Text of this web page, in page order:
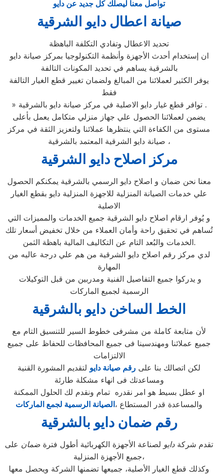
تواصل معنا ليصلك كل جديد عن دايو
صيانة اعطال دايو الشرقية
تحديد الاعطال وتفادي التكلفة الباهظة
ان إستخدام أحدث الأجهزة وأنظمة التكنولوجيا بمركز صيانة دايو
بالشرقية يساهم في تحديد المكونات التالفة
يوفر الكثير لعملائنا من المبالغ ولضمان تغيير قطع الغيار التالفة
فقط
» توافر قطع غيار دايو الاصلية في مركز صيانة دايو بالشرقية .
يضمن لعملائنا الحصول علي جهاز منزلي متكامل يعمل بأعلى
مستوى من الكفاءة التي ينتظرها عملائنا ولتعزيز الثقة في مركز
صيانة دايو الشرقية المعتمد بالشرقية ،
مركز اصلاح دايو الشرقية
معنا نحن ضمان و اصلاح دايو الرسمي بالشرقية يمكنكم الحصول
علي خدمات الصيانة المنزلية للاجهزة المنزلية دايو بقطع الغيار
الاصلية
و يُوفر ارقام اصلاح دايو الشرقية جميع الخدمات والمميزات التي
تُساهم في تحقيق راحة وأمان العملاء من خلال تخفيض أسعار تلك
الخدمات والبُعد التام عن التكاليف المالية باهظة الثمن.
لدي مركز رقم اصلاح دايو الشرقية من هم علي درجة عاليه من
المهارة
الرسمية لجميع الماركات
الخط الساخن دايو بالشرقية
لأن متابعة كاملة من مشرفى خطوط السير للتنسيق التام مع
جميع عملائنا ومهندسينا فى جميع المحافظات للحفاظ على جميع
الالتزامات
لكن اتصالك بنا على رقم صيانة دايو لتقديم المشورة القنية
ومساعدتك فى انهاء مشكلة طارئة
او عطل بسيط هو امر نقدره تمام ونقدم لك الحلول الممكنة
والمساعدة قدر المستطاع ،الصيانة الرسمية لجمع الماركات
رقم ضمان دايو بالشرقية
تقدم شركة دايو لصناعة الأجهزة الكهربائية أطول فترة ضمان على
جميع الأجهزة المنزلية،
وكذلك قطع الغيار الأصلية، جميعها تضمنها الشركة ويحصل معها